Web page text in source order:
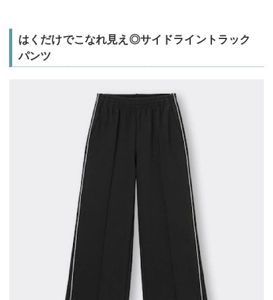
はくだけでこなれ見え◎サイドライントラック
パンツ